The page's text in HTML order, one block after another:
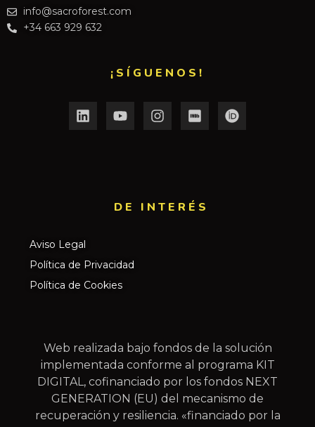
info@sacroforest.com
+34 663 929 632
¡SÍGUENOS!
DE INTERÉS​
Aviso Legal
Política de Privacidad
Política de Cookies
Web realizada bajo fondos de la solución
implementada conforme al programa KIT
DIGITAL, cofinanciado por los fondos NEXT
GENERATION (EU) del mecanismo de
recuperación y resiliencia. «financiado por la